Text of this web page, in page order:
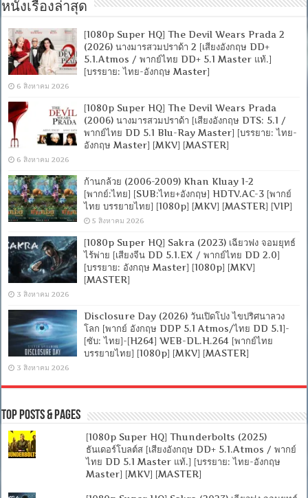
หนังเรื่องล่าสุด
[1080p Super HQ] The Devil Wears Prada 2
(2026) นางมารสวมปราด้า 2 [เสียงอังกฤษ DD+
5.1.Atmos / พากย์ไทย DD+ 5.1 Master แท้.]
[บรรยาย: ไทย-อังกฤษ Master]
6 สิงหาคม 2026
[1080p Super HQ] The Devil Wears Prada
(2006) นางมารสวมปราด้า [เสียงอังกฤษ DTS: 5.1 /
พากย์ไทย DD 5.1 Blu-Ray Master] [บรรยาย: ไทย-
อังกฤษ Master] [MKV] [MASTER]
6 สิงหาคม 2026
ก้านกล้วย (2006-2009) Khan Kluay 1-2
[พากย์:ไทย] [SUB:ไทย+อังกฤษ] HDTV.AC-3 [พากย์
ไทย บรรยายไทย] [1080p] [MKV] [MASTER] [VIP]
5 สิงหาคม 2026
[1080p Super HQ] Sakra (2023) เฉียวฟง จอมยุทธ์
ไร้พ่าย [เสียงจีน DD 5.1.EX / พากย์ไทย DD 2.0]
[บรรยาย: อังกฤษ Master] [1080p] [MKV]
[MASTER]
3 สิงหาคม 2026
Disclosure Day (2026) วันเปิดโปง ไขปริศนาลวง
โลก [พากย์ อังกฤษ DDP 5.1 Atmos/ไทย DD 5.1]-
[ซับ: ไทย]-[H264] WEB-DL.H.264 [พากย์ไทย
บรรยายไทย] [1080p] [MKV] [MASTER]
3 สิงหาคม 2026
Top Posts & Pages
[1080p Super HQ] Thunderbolts (2025)
ธันเดอร์โบลต์ส [เสียงอังกฤษ DD+ 5.1.Atmos / พากย์
ไทย DD 5.1 Master แท้.] [บรรยาย: ไทย-อังกฤษ
Master] [MKV] [MASTER]